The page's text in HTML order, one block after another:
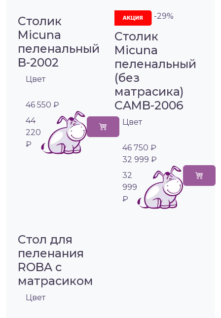
Столик
Micuna
пеленальный
B-2002
Цвет
46 550 ₽
44
220
₽
-29%
Столик
Miсuna
пеленальный
(без
матрасика)
CAMB-2006
Цвет
46 750 ₽
32 999 ₽
32
999
₽
Стол для
пеленания
ROBA с
матрасиком
Цвет